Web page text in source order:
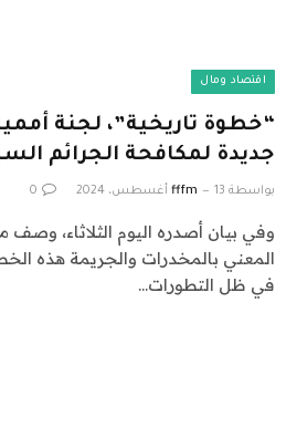
اقتصاد ومال
“خطوة تاريخية”، لجنة
جديدة لمكافحة الجرائم
بواسطة fffm 13 أغسطس، 2024 0
وفي بيان أصدره اليوم الثلاثاء، وصف
المعني بالمخدرات والجريمة هذه
في ظل التطورات…